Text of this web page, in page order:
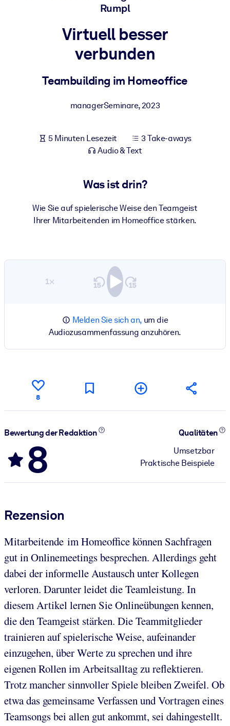
Gesundheit & Wohlbefinden
Integrieren Sie kompaktes, verifiziertes Wissen in Ihr LMS/LXP für
Bereichern Sie Ihre Unternehmensbibliothek mit
vertrauenswürdigem, praxisnahem Business-Wissen.
Nutzen Sie verlässliches, strukturiertes Wissen, um die Ergebnisse
Rumpl
Virtuell besser
verbunden
Teambuilding im Homeoffice
managerSeminare,2023
5 Minuten Lesezeit
3 Take-aways
Audio & Text
Was ist drin?
Wie Sie auf spielerische Weise den Teamgeist
Ihrer Mitarbeitenden im Homeoffice stärken.
1×
Melden Sie sich an,um die
Audiozusammenfassung anzuhören.
8
Bewertung der Redaktion
8
Qualitäten
Umsetzbar
Praktische Beispiele
Rezension
Mitarbeitende im Homeoffice können Sachfragen
gut in Onlinemeetings besprechen. Allerdings geht
dabei der informelle Austausch unter Kollegen
verloren. Darunter leidet die Teamleistung. In
diesem Artikel lernen Sie Onlineübungen kennen,
die den Teamgeist stärken. Die Teammitglieder
trainieren auf spielerische Weise, aufeinander
einzugehen, über Werte zu sprechen und ihre
eigenen Rollen im Arbeitsalltag zu reflektieren.
Trotz mancher sinnvoller Spiele bleiben Zweifel. Ob
etwa das gemeinsame Verfassen und Vortragen eines
Teamsongs bei allen gut ankommt, sei dahingestellt.